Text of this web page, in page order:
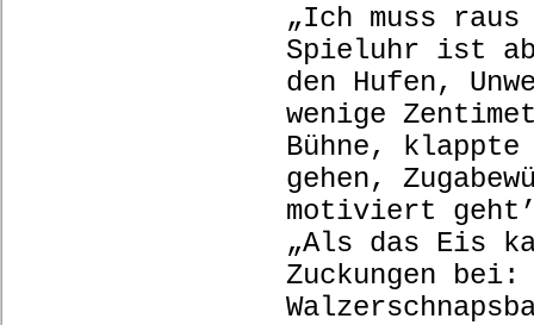
„Ich muss
Spieluhr ist
den Hufen,
wenige
Bühne,
gehen,
motiviert
„Als das Eis
Zuckungen bei: